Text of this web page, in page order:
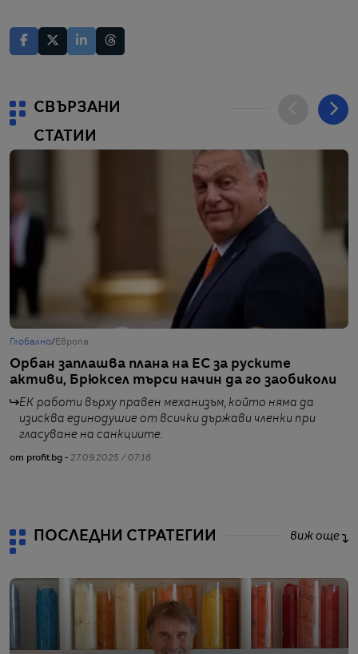
СВЪРЗАНИ
СТАТИИ
Глобално/ Европа
Орбан заплашва плана на ЕС за руските
активи, Брюксел търси начин да го заобиколи
ЕК работи върху правен механизъм, който няма да
изисква единодушие от всички държави членки при
гласуване на санкциите.
от profit.bg - 27.09.2025 / 07:16
ПОСЛЕДНИ СТРАТЕГИИ виж още